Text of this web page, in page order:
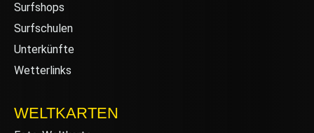
Surfshops
Surfschulen
Unterkünfte
Wetterlinks
WELTKARTEN